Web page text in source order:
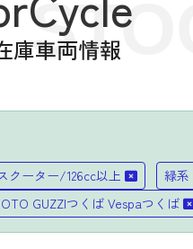
Motorcycle
車両販売
News
Company
Contact
お問い合わせ
庫車両情報
クーター/126cc以上
緑系
GUZZIつくば Vespaつくば